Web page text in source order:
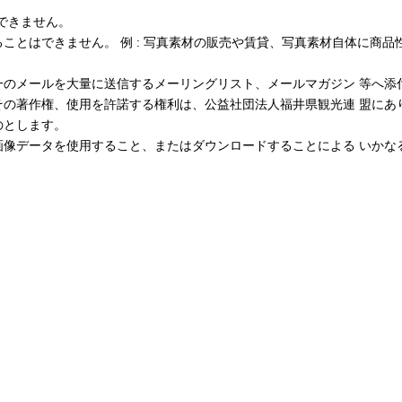
ません。
とはできません。 例 : 写真素材の販売や賃貸、写真素材自体に商
メールを大量に送信するメーリングリスト、メールマガジン 等へ
著作権、使用を許諾する権利は、公益社団法人福井県観光連 盟に
します。
データを使用すること、またはダウンロードすることによる いか